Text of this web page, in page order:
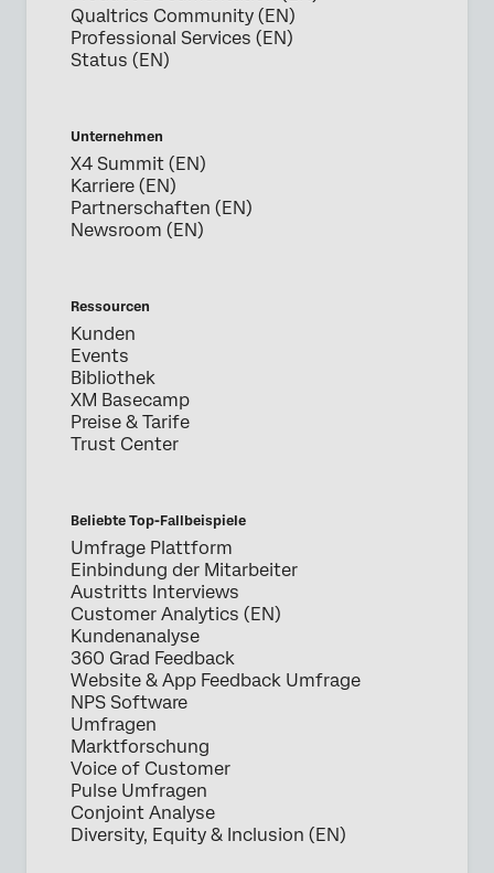
Unternehmen*
Stellenbezeichnung*
Land*
Privacy
Optin
Durch die Bereitstellung dieser Informationen erklären Sie
sich damit einverstanden, dass wir Ihre
personenbezogenen Daten gemäß unserer
Datenschutzerklärungverarbeiten
Qualtrics Community (EN)
Professional Services (EN)
Status (EN)
Unternehmen
X4 Summit (EN)
Karriere (EN)
Partnerschaften (EN)
Newsroom (EN)
Ressourcen
Kunden
Events
Bibliothek
XM Basecamp
Preise & Tarife
Trust Center
Beliebte Top-Fallbeispiele
Umfrage Plattform
Einbindung der Mitarbeiter
Austritts Interviews
Customer Analytics (EN)
Kundenanalyse
360 Grad Feedback
Website & App Feedback Umfrage
NPS Software
Umfragen
Marktforschung
Voice of Customer
Pulse Umfragen
Conjoint Analyse
Diversity, Equity & Inclusion (EN)